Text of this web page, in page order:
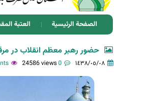
الصفحة الرئيسية العتبة
حضور رهبر معظم انقلاب در
١٤٣٨/٠٥/٠٨ 0 comments
24586 views